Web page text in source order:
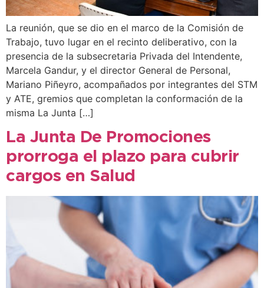
La reunión, que se dio en el marco de la Comisión de
Trabajo, tuvo lugar en el recinto deliberativo, con la
presencia de la subsecretaria Privada del Intendente,
Marcela Gandur, y el director General de Personal,
Mariano Piñeyro, acompañados por integrantes del STM
y ATE, gremios que completan la conformación de la
misma La Junta […]
La Junta De Promociones
prorroga el plazo para cubrir
cargos en Salud